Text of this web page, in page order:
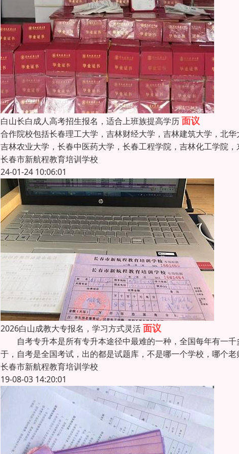
白山长白成人高考招生报名，适合上班族提高学历面议
合作院校包括长春理工大学，吉林财经大学，吉林建筑大学，北
吉林农业大学，长春中医药大学，长春工程学院，吉林化工学院
长春市新航程教育培训学校
24-01-24 10:06:01
2026白山成教大专报名，学习方式灵活面议
自考专升本是所有专升本途径中最难的一种，全国每年有一千
于，自考是全国考试，出的都是试题库，不是哪一个学校，哪个
长春市新航程教育培训学校
19-08-03 14:20:01